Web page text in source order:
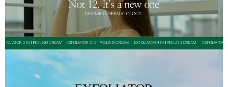
페이코 ID로 페
PAYCO 바로구매